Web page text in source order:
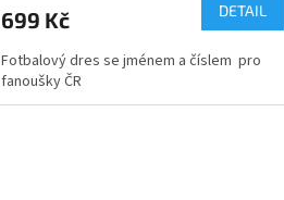
699 Kč DETAIL
Fotbalový dres se jménem a číslem pro
fanoušky ČR